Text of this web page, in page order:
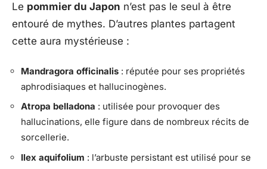
Le pommier du Japon n’est pas le seul à être
entouré de mythes. D’autres plantes partagent
cette aura mystérieuse :
Mandragora officinalis : réputée pour ses propriétés
aphrodisiaques et hallucinogènes.
Atropa belladona : utilisée pour provoquer des
hallucinations, elle figure dans de nombreux récits de
sorcellerie.
Ilex aquifolium : l’arbuste persistant est utilisé pour se